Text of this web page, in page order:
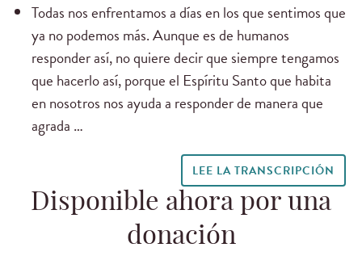
Todas nos enfrentamos a días en los que sentimos que
ya no podemos más. Aunque es de humanos
responder así, no quiere decir que siempre tengamos
que hacerlo así, porque el Espíritu Santo que habita
en nosotros nos ayuda a responder de manera que
agrada …
LEE LA TRANSCRIPCIÓN
Disponible ahora por una
donación